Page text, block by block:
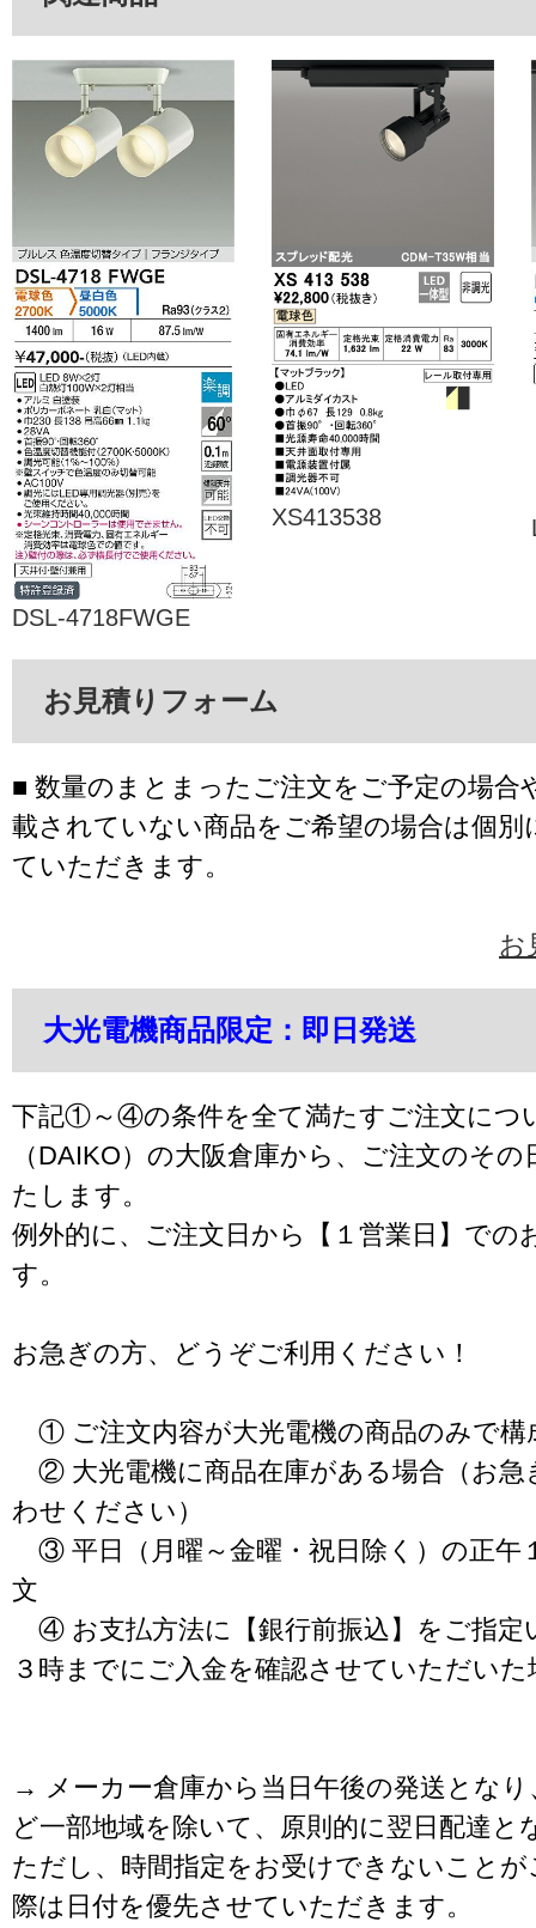
DSL-4718FWGE
XS413538
お見積りフォーム
■ 数量のまとまったご注文をご予定の場合
載されていない商品をご希望の場合は個別
ていただきます。
お
大光電機商品限定：即日発送
下記①～④の条件を全て満たすご注文につ
（DAIKO）の大阪倉庫から、ご注文のそ
たします。
例外的に、ご注文日から【１営業日】での
す。
お急ぎの方、どうぞご利用ください！
① ご注文内容が大光電機の商品のみで構
② 大光電機に商品在庫がある場合（お急
わせください）
③ 平日（月曜～金曜・祝日除く）の正午
文
④ お支払方法に【銀行前振込】をご指定
３時までにご入金を確認させていただいた
→ メーカー倉庫から当日午後の発送となり
ど一部地域を除いて、原則的に翌日配達と
ただし、時間指定をお受けできないこと
際は日付を優先させていただきます。